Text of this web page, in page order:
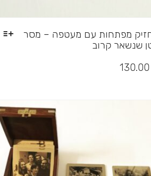
מפתחות עם מעטפה – מסר
שנשאר קרוב
130.00